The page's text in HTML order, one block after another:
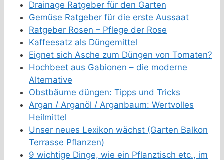
Drainage Ratgeber für den Garten
Gemüse Ratgeber für die erste Aussaat
Ratgeber Rosen – Pflege der Rose
Kaffeesatz als Düngemittel
Eignet sich Asche zum Düngen von Tomaten?
Hochbeet aus Gabionen – die moderne
Alternative
Obstbäume düngen: Tipps und Tricks
Argan / Arganöl / Arganbaum: Wertvolles
Heilmittel
Unser neues Lexikon wächst (Garten Balkon
Terrasse Pflanzen)
9 wichtige Dinge, wie ein Pflanztisch etc., im